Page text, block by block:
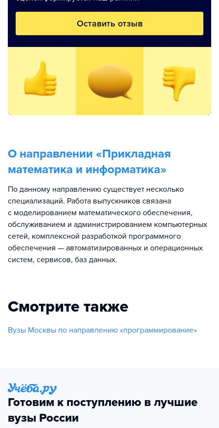
Оставить отзыв
О направлении «Прикладная
математика и информатика»
По данному направлению существует несколько
специализаций. Работа выпускников связана
с моделированием математического обеспечения,
обслуживанием и администрированием компьютерных
сетей, комплексной разработкой программного
обеспечения — автоматизированных и операционных
систем, сервисов, баз данных.
Смотрите также
Вузы Москвы по направлению «программирование»
Готовим к поступлению в лучшие
вузы России